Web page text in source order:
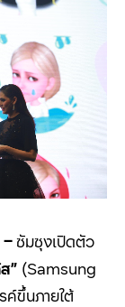
–ซัมซุงเปิดตัว
” (Samsung
ขึ้นภายใต้